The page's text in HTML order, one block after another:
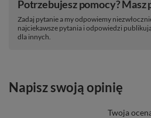
Potrzebujesz pomocy? Masz
Zadaj pytanie a my odpowiemy
najciekawsze pytania i odpowiedzi
dla innych.
Napisz swoją opinię
Twoja